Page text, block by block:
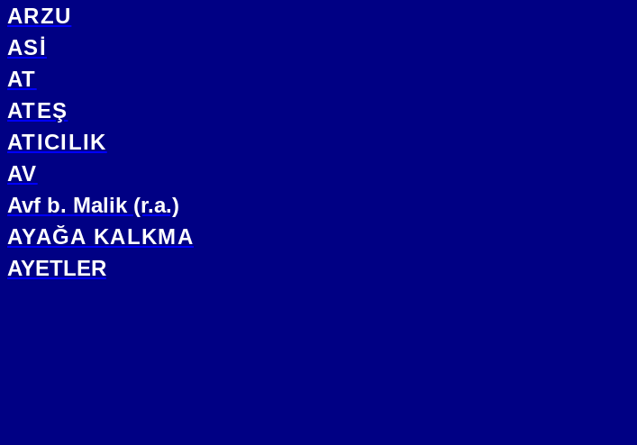
ARZU
ASİ
AT
ATEŞ
ATICILIK
AV
Avf b. Malik (r.a.)
AYAĞA KALKMA
AYETLER